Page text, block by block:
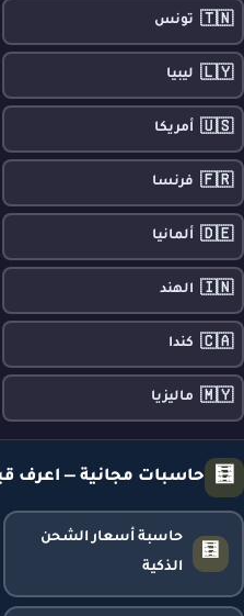
🇹🇳 تونس
🇱🇾 ليبيا
🇺🇸 أمريكا
🇫🇷 فرنسا
🇩🇪 ألمانيا
🇮🇳 الهند
🇨🇦 كندا
🇲🇾 ماليزيا
🧮 حاسبات مجانية — اعرف
🧮
حاسبة أسعار الشحن
الذكية